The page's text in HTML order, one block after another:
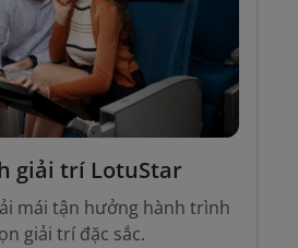
giải trí LotuStar
mái tận hưởng hành trình
giải trí đặc sắc.